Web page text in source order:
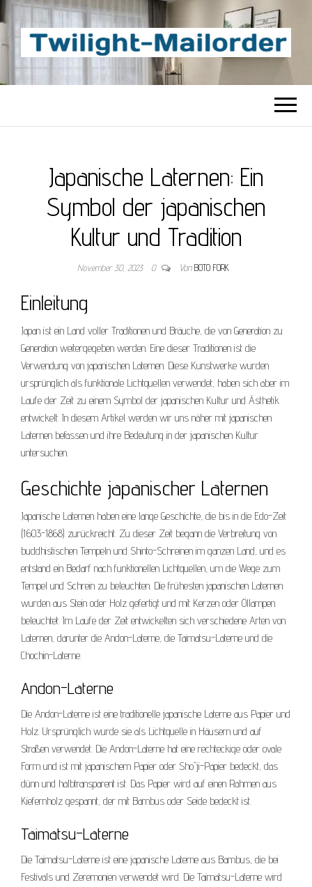
TWILIGHT-
MAILORDER
Beste Content-Sharing-Site
Japanische Laternen: Ein
Symbol der japanischen
Kultur und Tradition
November 30, 2023 0 Von BOTO FORK
Einleitung
Japan ist ein Land voller Traditionen und Bräuche, die von Generation zu
Generation weitergegeben werden. Eine dieser Traditionen ist die
Verwendung von japanischen Laternen. Diese Kunstwerke wurden
ursprünglich als funktionale Lichtquellen verwendet, haben sich aber im
Laufe der Zeit zu einem Symbol der japanischen Kultur und Ästhetik
entwickelt. In diesem Artikel werden wir uns näher mit japanischen
Laternen befassen und ihre Bedeutung in der japanischen Kultur
untersuchen.
Geschichte japanischer Laternen
Japanische Laternen haben eine lange Geschichte, die bis in die Edo-Zeit
(1603-1868) zurückreicht. Zu dieser Zeit begann die Verbreitung von
buddhistischen Tempeln und Shinto-Schreinen im ganzen Land, und es
entstand ein Bedarf nach funktionellen Lichtquellen, um die Wege zum
Tempel und Schrein zu beleuchten. Die frühesten japanischen Laternen
wurden aus Stein oder Holz gefertigt und mit Kerzen oder Öllampen
beleuchtet. Im Laufe der Zeit entwickelten sich verschiedene Arten von
Laternen, darunter die Andon-Laterne, die Taimatsu-Laterne und die
Chochin-Laterne.
Andon-Laterne
Die Andon-Laterne ist eine traditionelle japanische Laterne aus Papier und
Holz. Ursprünglich wurde sie als Lichtquelle in Häusern und auf
Straßen verwendet. Die Andon-Laterne hat eine rechteckige oder ovale
Form und ist mit japanischem Papier oder Shōji-Papier bedeckt, das
dünn und halbtransparent ist. Das Papier wird auf einen Rahmen aus
Kiefernholz gespannt, der mit Bambus oder Seide bedeckt ist.
Taimatsu-Laterne
Die Taimatsu-Laterne ist eine japanische Laterne aus Bambus, die bei
Festivals und Zeremonien verwendet wird. Die Taimatsu-Laterne wird